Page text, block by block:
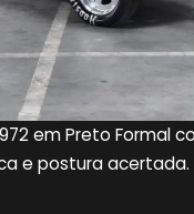
em Preto Formal
e postura acertada.